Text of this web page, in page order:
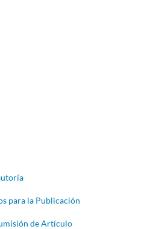
para la Publicación
de Artículo